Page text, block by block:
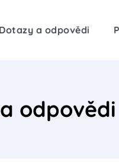
Dotazy a odpovědi
odpovědi